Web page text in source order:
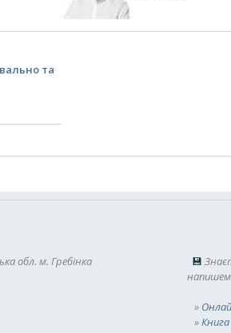
та
обл. м. Гребінка
💾
»
»Книга